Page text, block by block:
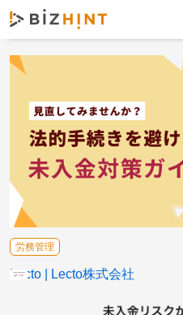
労務管理
Lecto Lecto株式会社